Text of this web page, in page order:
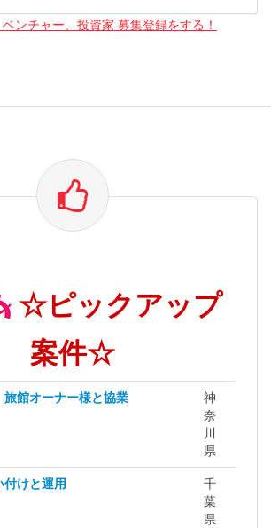
ンチャー、投資家 募集登録をする！
☆ピックアップ
案件☆
館オーナー様と協業
神
奈
川
県
付けと運用
千
葉
県